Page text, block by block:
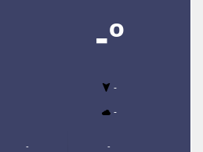
-º
-
-
- -